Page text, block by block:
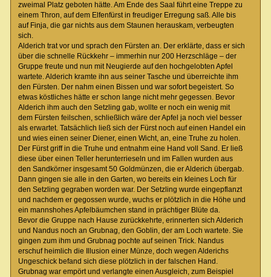
zweimal Platz geboten hätte. Am Ende des Saal führt eine Treppe zu
einem Thron, auf dem Elfenfürst in freudiger Erregung saß. Alle bis
auf Finja, die gar nichts aus dem Staunen herauskam, verbeugten
sich.
Alderich trat vor und sprach den Fürsten an. Der erklärte, dass er sich
über die schnelle Rückkehr – immerhin nur 200 Herzschläge – der
Gruppe freute und nun mit Neugierde auf den hochgelobten Apfel
wartete. Alderich kramte ihn aus seiner Tasche und überreichte ihm
den Fürsten. Der nahm einen Bissen und war sofort begeistert. So
etwas köstliches hätte er schon lange nicht mehr gegessen. Bevor
Alderich ihm auch den Setzling gab, wollte er noch ein wenig mit
dem Fürsten feilschen, schließlich wäre der Apfel ja noch viel besser
als erwartet. Tatsächlich ließ sich der Fürst noch auf einen Handel ein
und wies einen seiner Diener, einen Wicht, an, eine Truhe zu holen.
Der Fürst griff in die Truhe und entnahm eine Hand voll Sand. Er ließ
diese über einen Teller herunterrieseln und im Fallen wurden aus
den Sandkörner insgesamt 50 Goldmünzen, die er Alderich übergab.
Dann gingen sie alle in den Garten, wo bereits ein kleines Loch für
den Setzling gegraben worden war. Der Setzling wurde eingepflanzt
und nachdem er gegossen wurde, wuchs er plötzlich in die Höhe und
ein mannshohes Apfelbäumchen stand in prächtiger Blüte da.
Bevor die Gruppe nach Hause zurückkehrte, erinnerten sich Alderich
und Nandus noch an Grubnag, den Goblin, der am Loch wartete. Sie
gingen zum ihm und Grubnag pochte auf seinen Trick. Nandus
erschuf heimlich die Illusion einer Münze, doch wegen Alderichs
Ungeschick befand sich diese plötzlich in der falschen Hand.
Grubnag war empört und verlangte einen Ausgleich, zum Beispiel